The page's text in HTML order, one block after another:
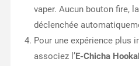
vaper. Aucun bouton fire,
déclenchée
Pour une expérience plus
associez l’E-Chicha